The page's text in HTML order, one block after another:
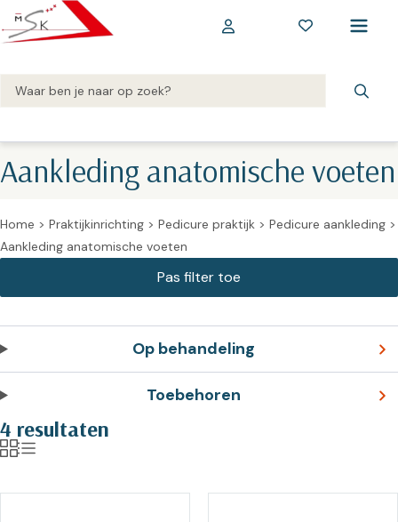
Aankleding anatomische voeten
Home > Praktijkinrichting > Pedicure praktijk > Pedicure aankleding >
Aankleding anatomische voeten
Op behandeling
Toebehoren
4 resultaten